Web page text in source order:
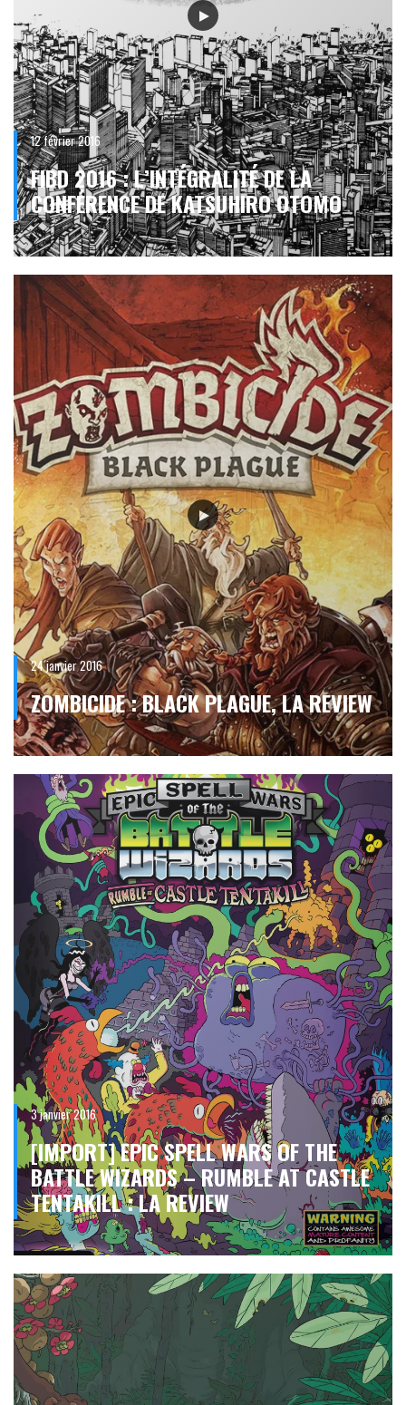
12 février 2016
FIBD 2016 : L’INTÉGRALITÉ DE LA
CONFÉRENCE DE KATSUHIRO OTOMO
24 janvier 2016
ZOMBICIDE : BLACK PLAGUE, LA REVIEW
3 janvier 2016
[IMPORT] EPIC SPELL WARS OF THE
BATTLE WIZARDS – RUMBLE AT CASTLE
TENTAKILL : LA REVIEW